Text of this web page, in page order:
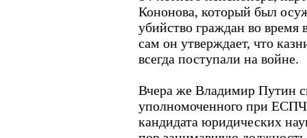
Кононова, который был
убийство граждан во время
сам он утверждает, что
всегда поступали на войне.
Вчера же Владимир Путин
уполномоченного при
кандидата юридических